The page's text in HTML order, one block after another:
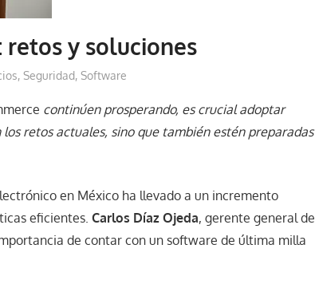
retos y soluciones
, Seguridad, Software
continúen prosperando, es crucial adoptar
retos actuales, sino que también estén preparadas
en México ha llevado a un incremento
eficientes. Carlos Díaz Ojeda, gerente general de
de contar con un software de última milla